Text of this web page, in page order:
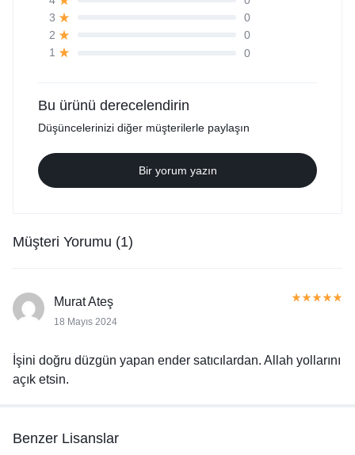
3
0
2
0
1
0
Bu ürünü derecelendirin
Düşüncelerinizi diğer müşterilerle paylaşın
Bir yorum yazın
Müşteri Yorumu (1)
Murat Ateş
18 Mayıs 2024
İşini doğru düzgün yapan ender satıcılardan. Allah yollarını
açık etsin.
Benzer Lisanslar